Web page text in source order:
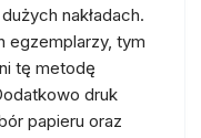
nakładach.
egzemplarzy, tym
tę metodę
druk
papieru oraz